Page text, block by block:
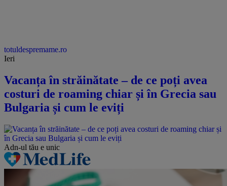
totuldespremame.ro
Ieri
Vacanța în străinătate – de ce poți avea
costuri de roaming chiar și în Grecia sau
Bulgaria și cum le eviți
Adn-ul tău e unic